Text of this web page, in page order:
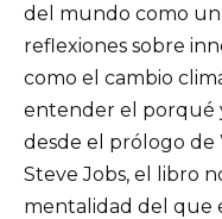
del mundo como un
reflexiones sobre
como el cambio
entender el porqué
desde el prólogo de
Steve Jobs, el libro
mentalidad del que